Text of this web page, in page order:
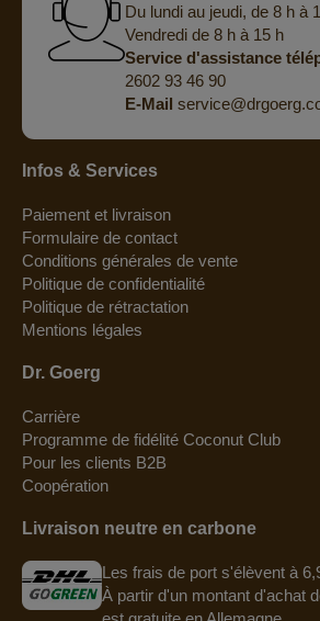
Du lundi au jeudi, de 8 h à
Vendredi de 8 h à 15 h
Service d'assistance
2602 93 46 90
E-Mail
Infos & Services
Paiement et livraison
Formulaire de contact
Conditions générales de vente
Politique de confidentialité
Politique de rétractation
Mentions légales
Dr. Goerg
Carrière
Programme de fidélité Coconut Club
Pour les clients B2B
Coopération
Livraison neutre en carbone
Les frais de port s'élèvent à
À partir d'un montant d'achat